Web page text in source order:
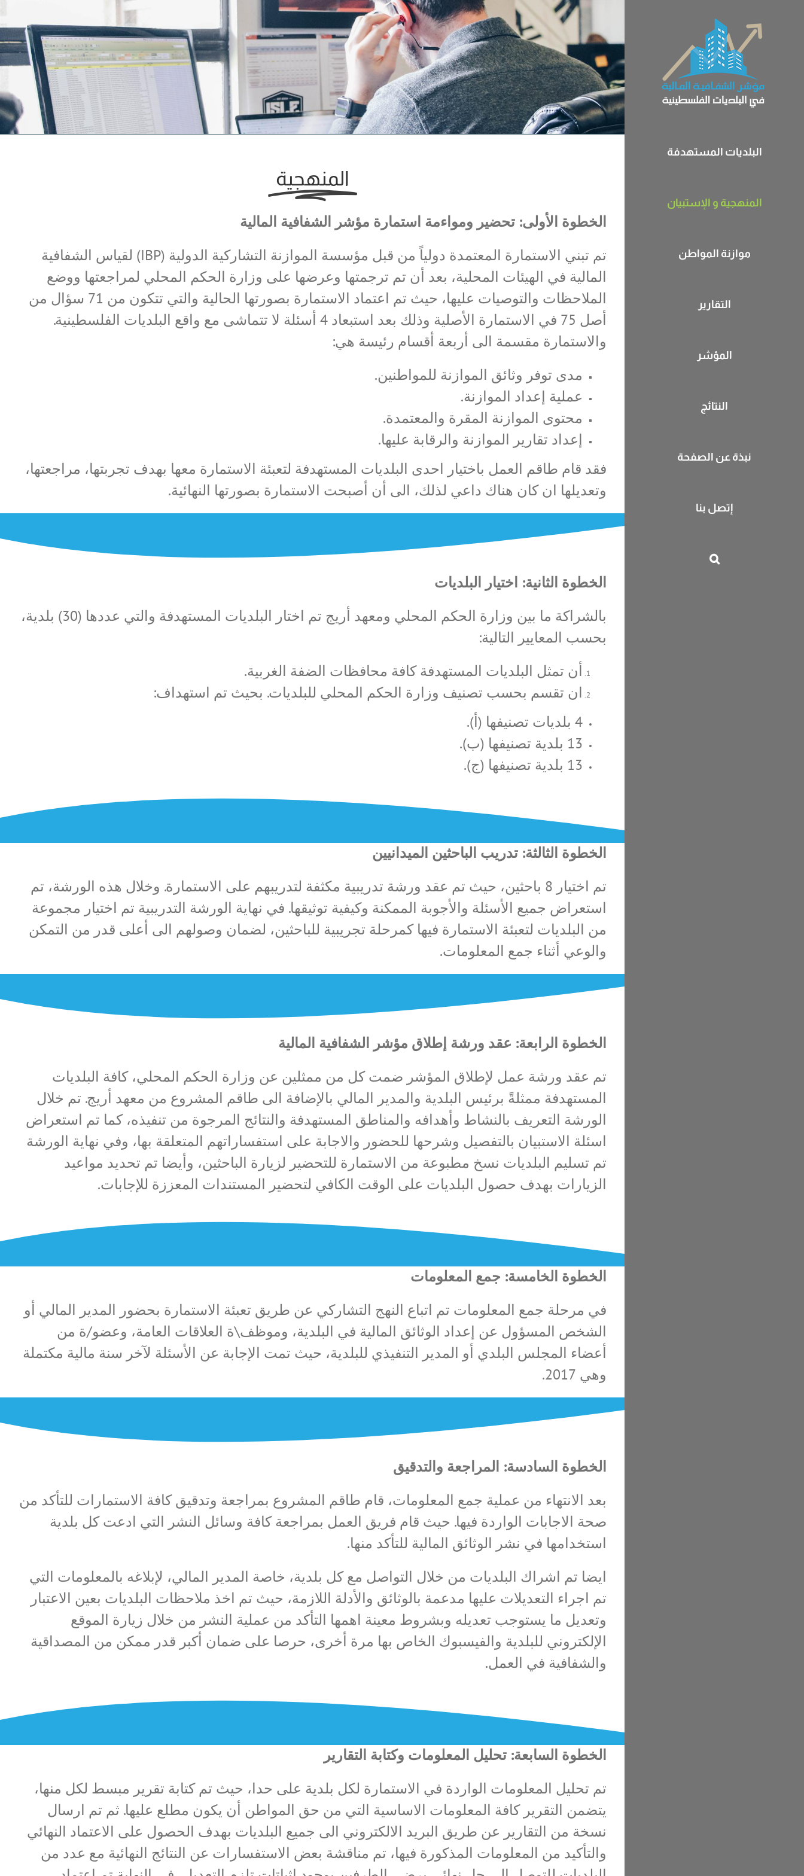
البلديات المستهدفة
المنهجية و الإستبيان
موازنة المواطن
التقارير
المؤشر
النتائج
نبذة عن الصفحة
إتصل بنا
المنهجية
الخطوة الأولى: تحضير ومواءمة استمارة مؤشر الشفافية المالية
تم تبني الاستمارة المعتمدة دولياً من قبل مؤسسة الموازنة التشاركية الدولية (IBP) لقياس الشفافية
المالية في الهيئات المحلية، بعد أن تم ترجمتها وعرضها على وزارة الحكم المحلي لمراجعتها ووضع
الملاحظات والتوصيات عليها، حيث تم اعتماد الاستمارة بصورتها الحالية والتي تتكون من 71 سؤال من
أصل 75 في الاستمارة الأصلية وذلك بعد استبعاد 4 أسئلة لا تتماشى مع واقع البلديات الفلسطينية.
والاستمارة مقسمة الى أربعة أقسام رئيسة هي:
مدى توفر وثائق الموازنة للمواطنين.
عملية إعداد الموازنة.
محتوى الموازنة المقرة والمعتمدة.
إعداد تقارير الموازنة والرقابة عليها.
فقد قام طاقم العمل باختيار احدى البلديات المستهدفة لتعبئة الاستمارة معها بهدف تجربتها، مراجعتها،
وتعديلها ان كان هناك داعي لذلك، الى أن أصبحت الاستمارة بصورتها النهائية.
الخطوة الثانية: اختيار البلديات
بالشراكة ما بين وزارة الحكم المحلي ومعهد أريج تم اختار البلديات المستهدفة والتي عددها (30) بلدية،
بحسب المعايير التالية:
أن تمثل البلديات المستهدفة كافة محافظات الضفة الغربية.
ان تقسم بحسب تصنيف وزارة الحكم المحلي للبلديات. بحيث تم استهداف:
4 بلديات تصنيفها (أ).
13 بلدية تصنيفها (ب).
13 بلدية تصنيفها (ج).
الخطوة الثالثة: تدريب الباحثين الميدانيين
تم اختيار 8 باحثين، حيث تم عقد ورشة تدريبية مكثفة لتدريبهم على الاستمارة. وخلال هذه الورشة، تم
استعراض جميع الأسئلة والأجوبة الممكنة وكيفية توثيقها. في نهاية الورشة التدريبية تم اختيار مجموعة
من البلديات لتعبئة الاستمارة فيها كمرحلة تجريبية للباحثين، لضمان وصولهم الى أعلى قدر من التمكن
والوعي أثناء جمع المعلومات.
الخطوة الرابعة: عقد ورشة إطلاق مؤشر الشفافية المالية
تم عقد ورشة عمل لإطلاق المؤشر ضمت كل من ممثلين عن وزارة الحكم المحلي، كافة البلديات
المستهدفة ممثلةً برئيس البلدية والمدير المالي بالإضافة الى طاقم المشروع من معهد أريج. تم خلال
الورشة التعريف بالنشاط وأهدافه والمناطق المستهدفة والنتائج المرجوة من تنفيذه، كما تم استعراض
اسئلة الاستبيان بالتفصيل وشرحها للحضور والاجابة على استفساراتهم المتعلقة بها، وفي نهاية الورشة
تم تسليم البلديات نسخ مطبوعة من الاستمارة للتحضير لزيارة الباحثين، وأيضا تم تحديد مواعيد
الزيارات بهدف حصول البلديات على الوقت الكافي لتحضير المستندات المعززة للإجابات.
الخطوة الخامسة: جمع المعلومات
في مرحلة جمع المعلومات تم اتباع النهج التشاركي عن طريق تعبئة الاستمارة بحضور المدير المالي أو
الشخص المسؤول عن إعداد الوثائق المالية في البلدية، وموظف\ة العلاقات العامة، وعضو/ة من
أعضاء المجلس البلدي أو المدير التنفيذي للبلدية، حيث تمت الإجابة عن الأسئلة لآخر سنة مالية مكتملة
وهي 2017.
الخطوة السادسة: المراجعة والتدقيق
بعد الانتهاء من عملية جمع المعلومات، قام طاقم المشروع بمراجعة وتدقيق كافة الاستمارات للتأكد من
صحة الاجابات الواردة فيها. حيث قام فريق العمل بمراجعة كافة وسائل النشر التي ادعت كل بلدية
استخدامها في نشر الوثائق المالية للتأكد منها.
ايضا تم اشراك البلديات من خلال التواصل مع كل بلدية، خاصة المدير المالي، لإبلاغه بالمعلومات التي
تم اجراء التعديلات عليها مدعمة بالوثائق والأدلة اللازمة، حيث تم اخذ ملاحظات البلديات بعين الاعتبار
وتعديل ما يستوجب تعديله وبشروط معينة اهمها التأكد من عملية النشر من خلال زيارة الموقع
الإلكتروني للبلدية والفيسبوك الخاص بها مرة أخرى، حرصا على ضمان أكبر قدر ممكن من المصداقية
والشفافية في العمل.
الخطوة السابعة: تحليل المعلومات وكتابة التقارير
تم تحليل المعلومات الواردة في الاستمارة لكل بلدية على حدا، حيث تم كتابة تقرير مبسط لكل منها،
يتضمن التقرير كافة المعلومات الاساسية التي من حق المواطن أن يكون مطلع عليها. ثم تم ارسال
نسخة من التقارير عن طريق البريد الالكتروني الى جميع البلديات بهدف الحصول على الاعتماد النهائي
والتأكيد من المعلومات المذكورة فيها، تم مناقشة بعض الاستفسارات عن النتائج النهائية مع عدد من